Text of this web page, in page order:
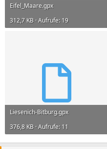
Eifel_Maare.gpx
312,7 KB · Aufrufe: 19
Liesenich-Bitburg.gpx
376,8 KB · Aufrufe: 11